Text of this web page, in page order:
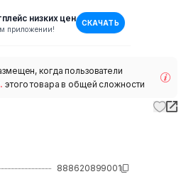
низких цен
приложении!
СКАЧАТЬ
когда пользователи
этого товара в общей сложности
888620899001